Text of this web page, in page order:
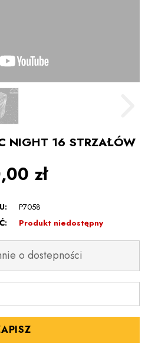
NIGHT 16 STRZAŁÓW
zł
P7058
Produkt niedostępny
o dostepności